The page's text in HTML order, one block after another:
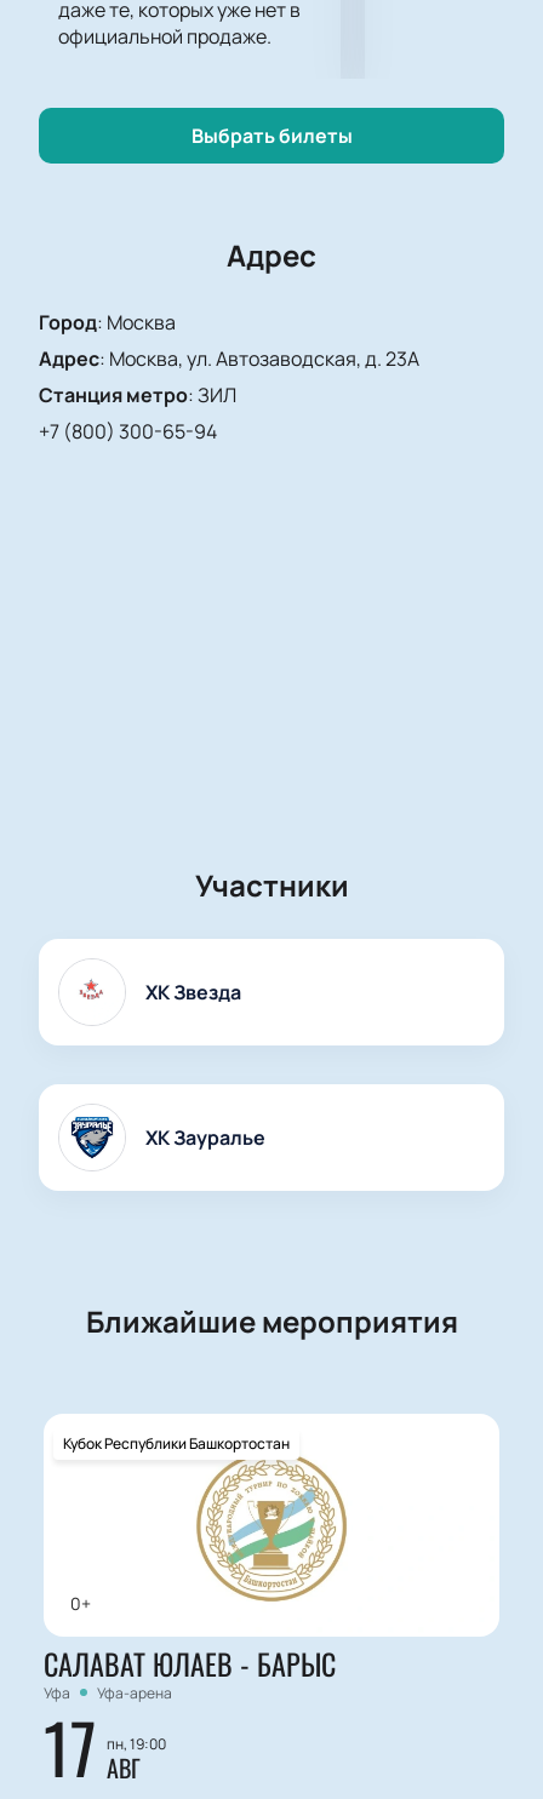
даже те, которых уже нет в
официальной продаже.
Выбрать билеты
Адрес
Город: Москва
Адрес: Москва, ул. Автозаводская, д. 23А
Станция метро:ЗИЛ
+7 (800) 300-65-94
Участники
ХК Звезда
ХК Зауралье
Ближайшие мероприятия
0+
Кубок Республики Башкортостан
САЛАВАТ ЮЛАЕВ - БАРЫС
Уфа Уфа-арена
17 пн, 19:00
АВГ